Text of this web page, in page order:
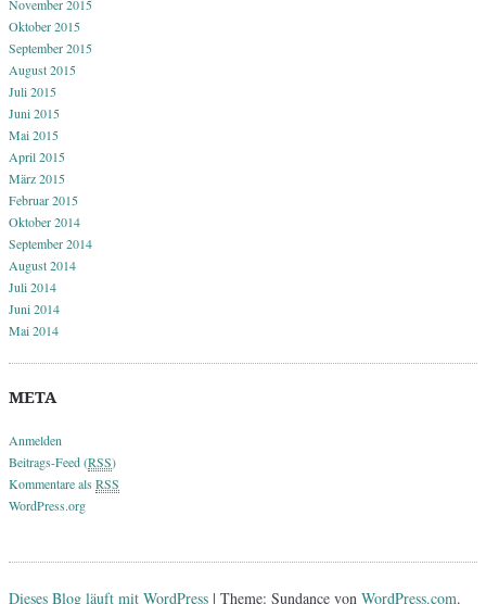
November 2015
Oktober 2015
September 2015
August 2015
Juli 2015
Juni 2015
Mai 2015
April 2015
März 2015
Februar 2015
Oktober 2014
September 2014
August 2014
Juli 2014
Juni 2014
Mai 2014
META
Anmelden
Beitrags-Feed (RSS)
Kommentare als RSS
WordPress.org
Dieses Blog läuft mit WordPress | Theme: Sundance von WordPress.com.